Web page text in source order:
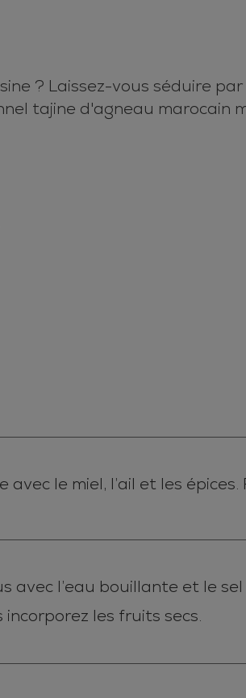
? Laissez-vous séduire
tajine d'agneau marocain
le miel, l’ail et les
avec l’eau bouillante et le
les fruits secs.